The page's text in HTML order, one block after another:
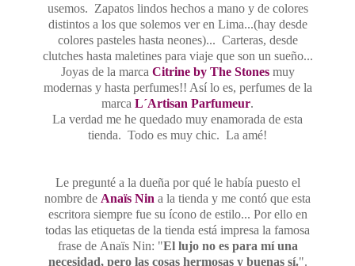
usemos. Zapatos lindos hechos a mano y de colores
distintos a los que solemos ver en Lima...(hay desde
colores pasteles hasta neones)... Carteras, desde
clutches hasta maletines para viaje que son un sueño...
Joyas de la marca Citrine by The Stones muy
modernas y hasta perfumes!! Así lo es, perfumes de la
marca L´Artisan Parfumeur.
La verdad me he quedado muy enamorada de esta
tienda. Todo es muy chic. La amé!
Le pregunté a la dueña por qué le había puesto el
nombre de Anaïs Nin a la tienda y me contó que esta
escritora siempre fue su ícono de estilo... Por ello en
todas las etiquetas de la tienda está impresa la famosa
frase de AnaïsNin: "El lujo no es para mí una
necesidad, pero las cosas hermosas y buenas sí.".